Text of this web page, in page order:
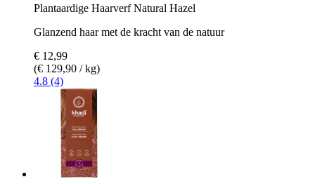
Plantaardige Haarverf Natural Hazel
Glanzend haar met de kracht van de natuur
€ 12,99
(€ 129,90 / kg)
4.8 (4)